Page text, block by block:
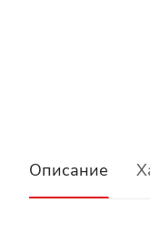
Описание